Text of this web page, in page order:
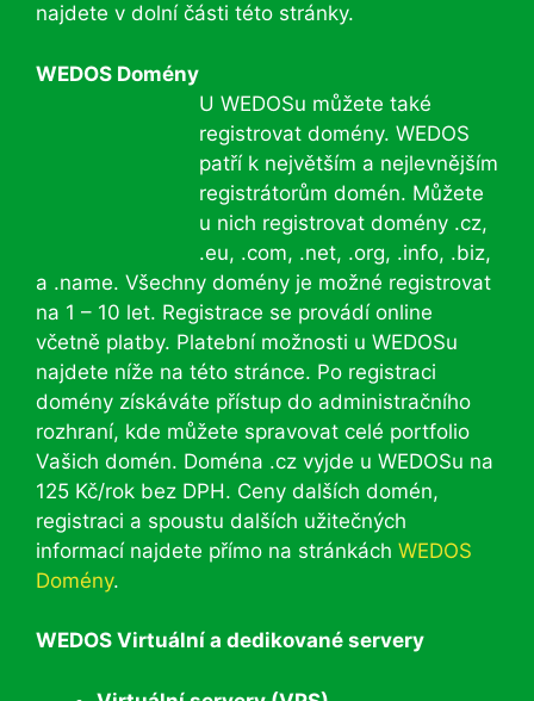
najdete v dolní části této stránky.
WEDOS Domény
U WEDOSu můžete také
registrovat domény. WEDOS
patří k největším a nejlevnějším
registrátorům domén. Můžete
u nich registrovat domény .cz,
.eu, .com, .net, .org, .info, .biz,
a .name. Všechny domény je možné registrovat
na 1 – 10 let. Registrace se provádí online
včetně platby. Platební možnosti u WEDOSu
najdete níže na této stránce. Po registraci
domény získáváte přístup do administračního
rozhraní, kde můžete spravovat celé portfolio
Vašich domén. Doména .cz vyjde u WEDOSu na
125 Kč/rok bez DPH. Ceny dalších domén,
registraci a spoustu dalších užitečných
informací najdete přímo na stránkách WEDOS
Domény.
WEDOS Virtuální a dedikované servery